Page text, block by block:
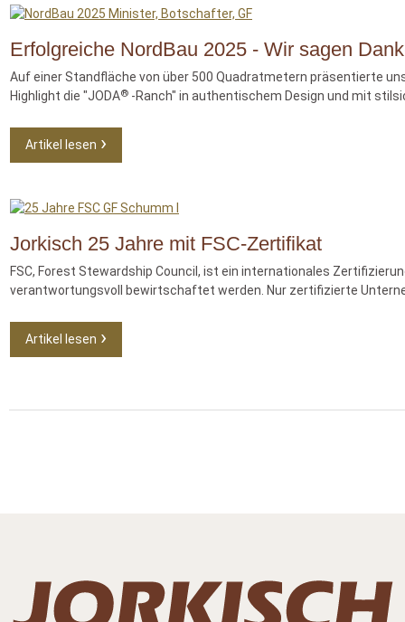
Erfolgreiche NordBau 2025 - Wir sagen
Auf einer Standfläche von über 500 Quadratmetern präsentierte
Highlight die "JODA® -Ranch" in authentischem Design und mit
Artikel lesen
Jorkisch 25 Jahre mit FSC-Zertifikat
FSC, Forest Stewardship Council, ist ein internationales
verantwortungsvoll bewirtschaftet werden. Nur zertifizierte
Artikel lesen